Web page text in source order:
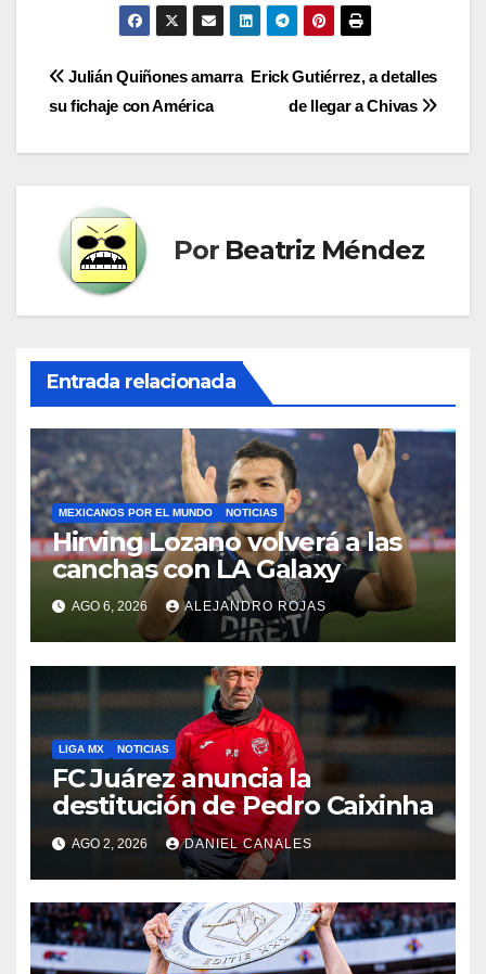
Navegación Erick Gutiérrez, a detalles
de llegar a Chivas
Julián Quiñones amarra
su fichaje con América
Por Beatriz Méndez
Entrada relacionada
MEXICANOS POR EL MUNDO NOTICIAS
Hirving Lozano volverá a las
canchas con LA Galaxy
AGO 6, 2026 ALEJANDRO ROJAS
LIGA MX NOTICIAS
FC Juárez anuncia la
destitución de Pedro Caixinha
AGO 2, 2026 DANIEL CANALES